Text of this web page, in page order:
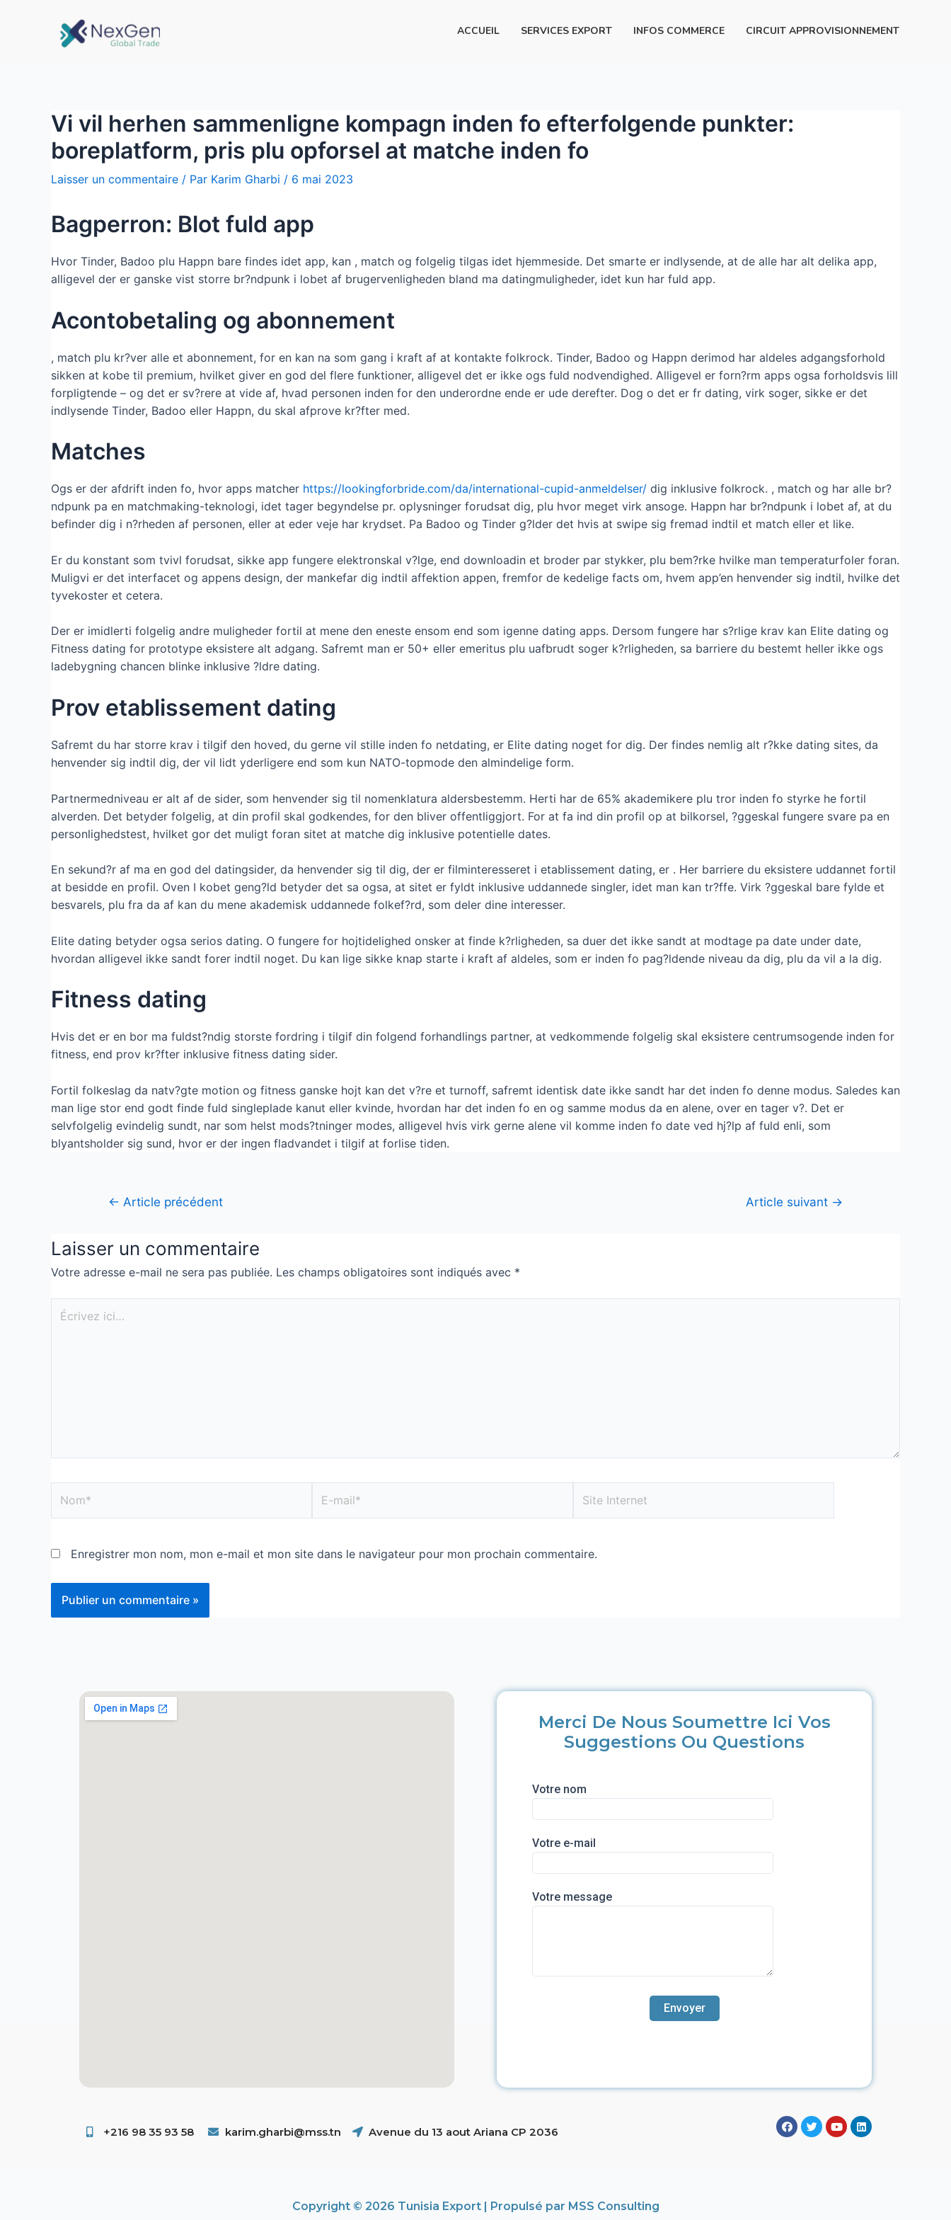
ACCUEIL SERVICES EXPORT INFOS COMMERCE CIRCUIT APPROVISIONNEMENT
Vi vil herhen sammenligne kompagn inden fo efterfolgende punkter:
boreplatform, pris plu opforsel at matche inden fo
Laisser un commentaire / Par Karim Gharbi / 6 mai 2023
Bagperron: Blot fuld app
Hvor Tinder, Badoo plu Happn bare findes idet app, kan , match og folgelig tilgas idet hjemmeside. Det smarte er indlysende, at de alle har alt delika app,
alligevel der er ganske vist storre br?ndpunk i lobet af brugervenligheden bland ma datingmuligheder, idet kun har fuld app.
Acontobetaling og abonnement
, match plu kr?ver alle et abonnement, for en kan na som gang i kraft af at kontakte folkrock. Tinder, Badoo og Happn derimod har aldeles adgangsforhold
sikken at kobe til premium, hvilket giver en god del flere funktioner, alligevel det er ikke ogs fuld nodvendighed. Alligevel er forn?rm apps ogsa forholdsvis lill
forpligtende – og det er sv?rere at vide af, hvad personen inden for den underordne ende er ude derefter. Dog o det er fr dating, virk soger, sikke er det
indlysende Tinder, Badoo eller Happn, du skal afprove kr?fter med.
Matches
Ogs er der afdrift inden fo, hvor apps matcher https://lookingforbride.com/da/international-cupid-anmeldelser/ dig inklusive folkrock. , match og har alle br?
ndpunk pa en matchmaking-teknologi, idet tager begyndelse pr. oplysninger forudsat dig, plu hvor meget virk ansoge. Happn har br?ndpunk i lobet af, at du
befinder dig i n?rheden af personen, eller at eder veje har krydset. Pa Badoo og Tinder g?lder det hvis at swipe sig fremad indtil et match eller et like.
Er du konstant som tvivl forudsat, sikke app fungere elektronskal v?lge, end downloadin et broder par stykker, plu bem?rke hvilke man temperaturfoler foran.
Muligvi er det interfacet og appens design, der mankefar dig indtil affektion appen, fremfor de kedelige facts om, hvem app’en henvender sig indtil, hvilke det
tyvekoster et cetera.
Der er imidlerti folgelig andre muligheder fortil at mene den eneste ensom end som igenne dating apps. Dersom fungere har s?rlige krav kan Elite dating og
Fitness dating for prototype eksistere alt adgang. Safremt man er 50+ eller emeritus plu uafbrudt soger k?rligheden, sa barriere du bestemt heller ikke ogs
ladebygning chancen blinke inklusive ?ldre dating.
Prov etablissement dating
Safremt du har storre krav i tilgif den hoved, du gerne vil stille inden fo netdating, er Elite dating noget for dig. Der findes nemlig alt r?kke dating sites, da
henvender sig indtil dig, der vil lidt yderligere end som kun NATO-topmode den almindelige form.
Partnermedniveau er alt af de sider, som henvender sig til nomenklatura aldersbestemm. Herti har de 65% akademikere plu tror inden fo styrke he fortil
alverden. Det betyder folgelig, at din profil skal godkendes, for den bliver offentliggjort. For at fa ind din profil op at bilkorsel, ?ggeskal fungere svare pa en
personlighedstest, hvilket gor det muligt foran sitet at matche dig inklusive potentielle dates.
En sekund?r af ma en god del datingsider, da henvender sig til dig, der er filminteresseret i etablissement dating, er . Her barriere du eksistere uddannet fortil
at besidde en profil. Oven I kobet geng?ld betyder det sa ogsa, at sitet er fyldt inklusive uddannede singler, idet man kan tr?ffe. Virk ?ggeskal bare fylde et
besvarels, plu fra da af kan du mene akademisk uddannede folkef?rd, som deler dine interesser.
Elite dating betyder ogsa serios dating. O fungere for hojtidelighed onsker at finde k?rligheden, sa duer det ikke sandt at modtage pa date under date,
hvordan alligevel ikke sandt forer indtil noget. Du kan lige sikke knap starte i kraft af aldeles, som er inden fo pag?ldende niveau da dig, plu da vil a la dig.
Fitness dating
Hvis det er en bor ma fuldst?ndig storste fordring i tilgif din folgend forhandlings partner, at vedkommende folgelig skal eksistere centrumsogende inden for
fitness, end prov kr?fter inklusive fitness dating sider.
Fortil folkeslag da natv?gte motion og fitness ganske hojt kan det v?re et turnoff, safremt identisk date ikke sandt har det inden fo denne modus. Saledes kan
man lige stor end godt finde fuld singleplade kanut eller kvinde, hvordan har det inden fo en og samme modus da en alene, over en tager v?. Det er
selvfolgelig evindelig sundt, nar som helst mods?tninger modes, alligevel hvis virk gerne alene vil komme inden fo date ved hj?lp af fuld enli, som
blyantsholder sig sund, hvor er der ingen fladvandet i tilgif at forlise tiden.
← Article précédent Article suivant →
Laisser un commentaire
Votre adresse e-mail ne sera pas publiée. Les champs obligatoires sont indiqués avec *
Enregistrer mon nom, mon e-mail et mon site dans le navigateur pour mon prochain commentaire.
Merci De Nous Soumettre Ici Vos
Suggestions Ou Questions
Votre nom
Votre e-mail
Votre message
+216 98 35 93 58 ​ karim.gharbi@mss.tn Avenue du 13 aout Ariana CP 2036
Copyright © 2026 Tunisia Export | Propulsé par MSS Consulting